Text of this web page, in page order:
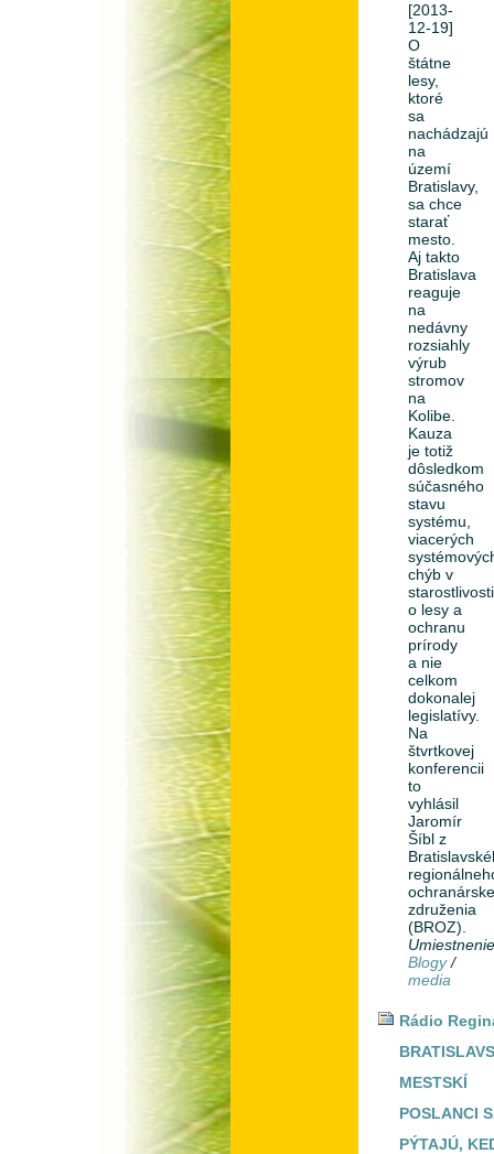
[2013-
12-19]
O
štátne
lesy,
ktoré
sa
nachádzajú
na
území
Bratislavy,
sa chce
starať
mesto.
Aj takto
Bratislava
reaguje
na
nedávny
rozsiahly
výrub
stromov
na
Kolibe.
Kauza
je totiž
dôsledkom
súčasného
stavu
systému,
viacerých
chýb v
starostlivosti
o lesy a
ochranu
prírody
a nie
celkom
dokonalej
legislatívy.
Na
štvrtkovej
konferencii
to
vyhlásil
Jaromír
Šíbl z
združenia
(BROZ).
Blogy /
media
Rádio
MESTSKÍ
POSLANCI
PÝTAJÚ,